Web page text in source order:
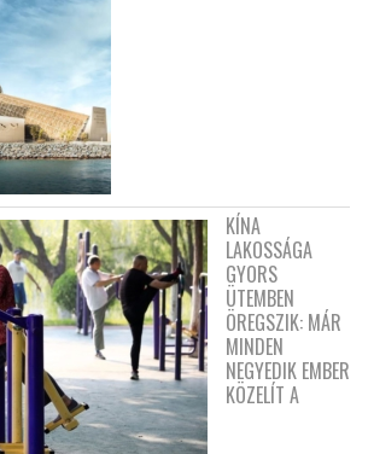
KÍNA
LAKOSSÁGA
GYORS
ÜTEMBEN
ÖREGSZIK: MÁR
MINDEN
NEGYEDIK EMBER
KÖZELÍT A